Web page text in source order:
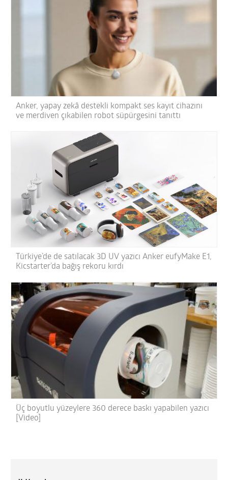
Anker, yapay zekâ destekli kompakt ses kayıt cihazını
ve merdiven çıkabilen robot süpürgesini tanıttı
Türkiye’de de satılacak 3D UV yazıcı Anker eufyMake E1,
Kicstarter’da bağış rekoru kırdı
Üç boyutlu yüzeylere 360 derece baskı yapabilen yazıcı
[Video]